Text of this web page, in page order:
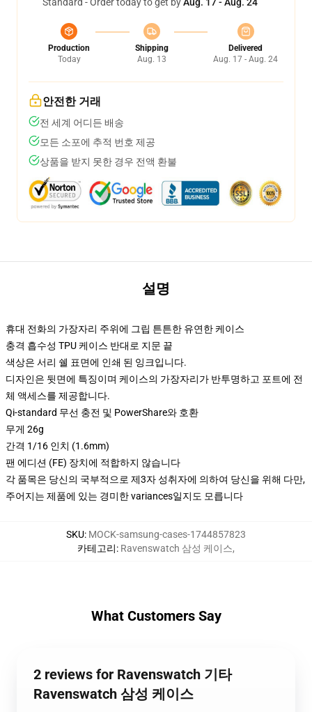
Production
Today
Shipping
Aug. 13
Delivered
Aug. 17 - Aug. 24
안전한 거래
전 세계 어디든 배송
모든 소포에 추적 번호 제공
상품을 받지 못한 경우 전액 환불
설명
휴대 전화의 가장자리 주위에 그립 튼튼한 유연한 케이스
충격 흡수성 TPU 케이스 반대로 지문 끝
색상은 서리 쉘 표면에 인쇄 된 잉크입니다.
디자인은 뒷면에 특징이며 케이스의 가장자리가 반투명하고 포트에 전
체 액세스를 제공합니다.
Qi-standard 무선 충전 및 PowerShare와 호환
무게 26g
간격 1/16 인치 (1.6mm)
팬 에디션 (FE) 장치에 적합하지 않습니다
각 품목은 당신의 국부적으로 제3자 성취자에 의하여 당신을 위해 다만,
주어지는 제품에 있는 경미한 variances일지도 모릅니다
SKU: MOCK-samsung-cases-1744857823
카테고리: Ravenswatch 삼성 케이스,
What Customers Say
2 reviews for Ravenswatch 기타
Ravenswatch 삼성 케이스